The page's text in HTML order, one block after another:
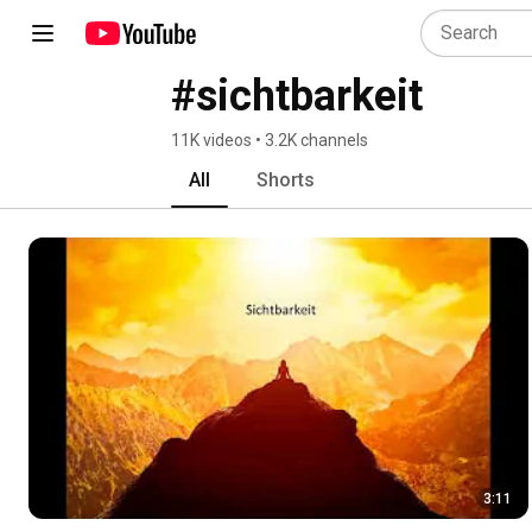
#sichtbarkeit
11K videos • 3.2K channels
All Shorts
3:11